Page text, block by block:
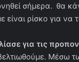
σήμερα. θα
ρίσκο για
για τις
Μέσω